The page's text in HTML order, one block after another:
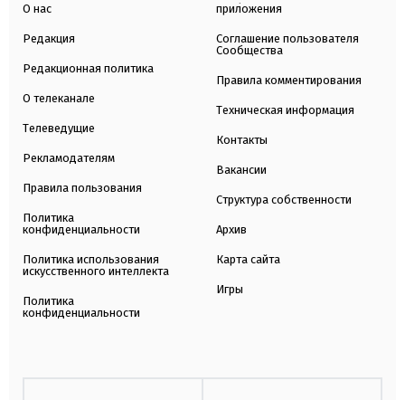
О нас
Редакция
Редакционная политика
О телеканале
Телеведущие
Рекламодателям
Правила пользования
Политика
конфиденциальности
Политика использования
искусственного интеллекта
Политика
конфиденциальности
приложения
Соглашение пользователя
Сообщества
Правила комментирования
Техническая информация
Контакты
Вакансии
Структура собственности
Архив
Карта сайта
Игры